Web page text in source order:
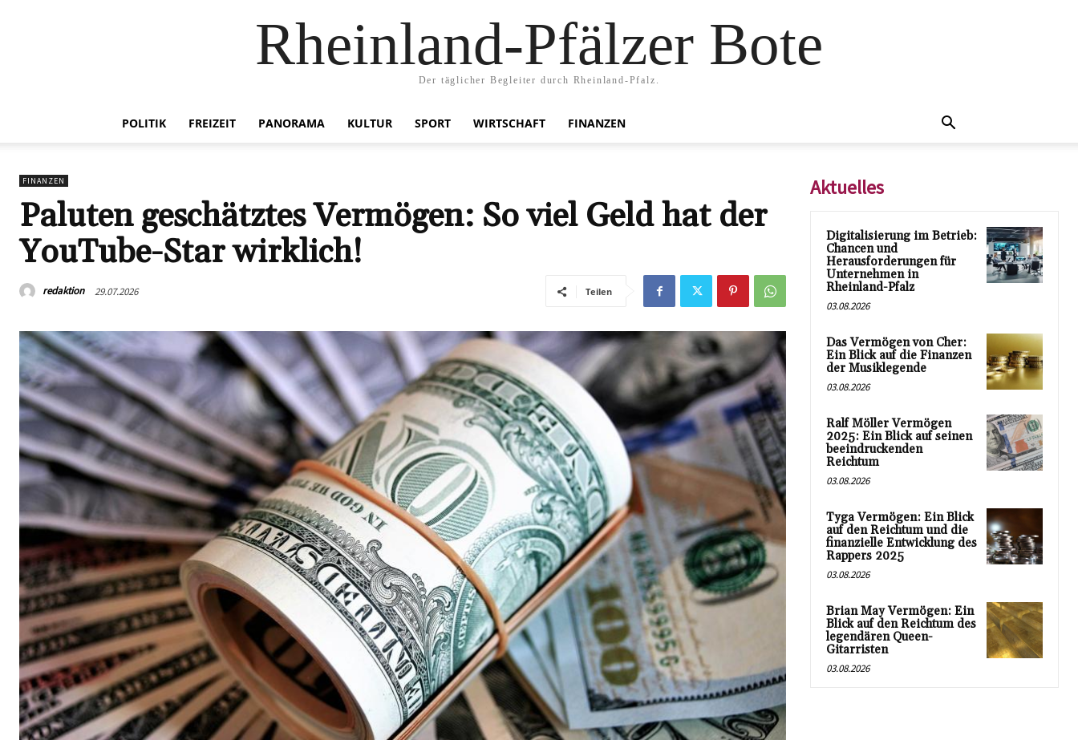
Rheinland-Pfälzer Bote
Der täglicher Begleiter durch Rheinland-Pfalz.
POLITIK FREIZEIT PANORAMA KULTUR SPORT WIRTSCHAFT FINANZEN
FINANZEN
Paluten geschätztes Vermögen: So viel Geld hat der
YouTube-Star wirklich!
redaktion 29.07.2026 Teilen
Aktuelles
Digitalisierung im Betrieb:
Chancen und
Herausforderungen für
Unternehmen in
Rheinland-Pfalz
03.08.2026
Das Vermögen von Cher:
Ein Blick auf die Finanzen
der Musiklegende
03.08.2026
Ralf Möller Vermögen
2025: Ein Blick auf seinen
beeindruckenden
Reichtum
03.08.2026
Tyga Vermögen: Ein Blick
auf den Reichtum und die
finanzielle Entwicklung des
Rappers 2025
03.08.2026
Brian May Vermögen: Ein
Blick auf den Reichtum des
legendären Queen-
Gitarristen
03.08.2026